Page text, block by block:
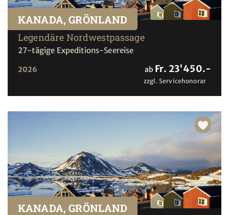
KANADA, GRÖNLAND
Legendäre Nordwestpassage
27-tägige Expeditions-Seereise
2026 ab Fr. 23'450.-
zzgl. Servicehonorar
KANADA, GRÖNLAND